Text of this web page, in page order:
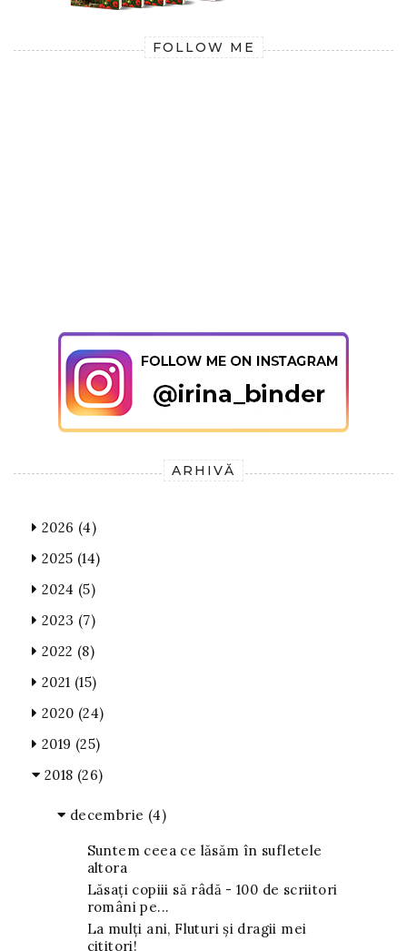
FOLLOW ME
ARHIVĂ
2026 (4)
2025 (14)
2024 (5)
2023 (7)
2022 (8)
2021 (15)
2020 (24)
2019 (25)
2018 (26)
decembrie (4)
Suntem ceea ce lăsăm în sufletele
altora
Lăsați copiii să râdă - 100 de scriitori
români pe...
La mulți ani, Fluturi și dragii mei
cititori!